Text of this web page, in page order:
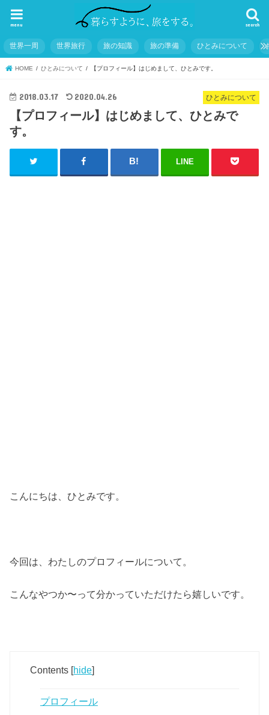
search
menu
世界一周 世界旅行 旅の知識 旅の準備 ひとみについて
HOME ひとみについて 【プロフィール】はじめまして、ひとみです。
ひとみについて
2018.03.17 2020.04.26
【プロフィール】はじめまして、ひとみで
す。
LINE
こんにちは、ひとみです。
今回は、わたしのプロフィールについて。
こんなやつか〜って分かっていただけたら嬉しいです。
Contents [hide]
プロフィール